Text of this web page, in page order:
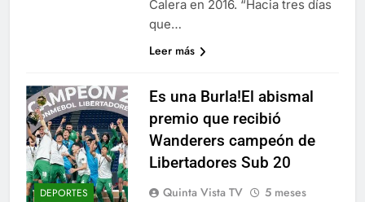
Calera en 2016. “Hacia tres días
que…
Leer más
DEPORTES
Es una Burla!El abismal
premio que recibió
Wanderers campeón de
Libertadores Sub 20
Quinta Vista TV
5 meses